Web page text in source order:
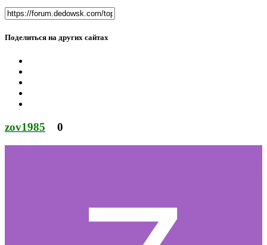
Поделиться на других сайтах
zov1985 0